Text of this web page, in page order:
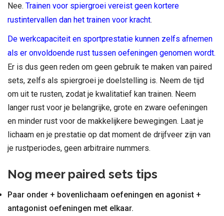
Nee. Trainen voor spiergroei vereist geen kortere
rustintervallen dan het trainen voor kracht.
De werkcapaciteit en sportprestatie kunnen zelfs afnemen
als er onvoldoende rust tussen oefeningen genomen wordt.
Er is dus geen reden om geen gebruik te maken van paired
sets, zelfs als spiergroei je doelstelling is. Neem de tijd
om uit te rusten, zodat je kwalitatief kan trainen. Neem
langer rust voor je belangrijke, grote en zware oefeningen
en minder rust voor de makkelijkere bewegingen. Laat je
lichaam en je prestatie op dat moment de drijfveer zijn van
je rustperiodes, geen arbitraire nummers.
Nog meer paired sets tips
Paar onder + bovenlichaam oefeningen en agonist +
antagonist oefeningen met elkaar.